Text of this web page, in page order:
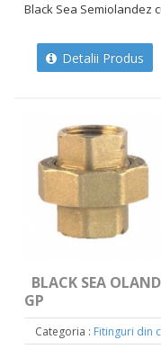
Black Sea Semiolandez
Detalii Produs
BLACK SEA
GP
Categoria : Fitinguri din